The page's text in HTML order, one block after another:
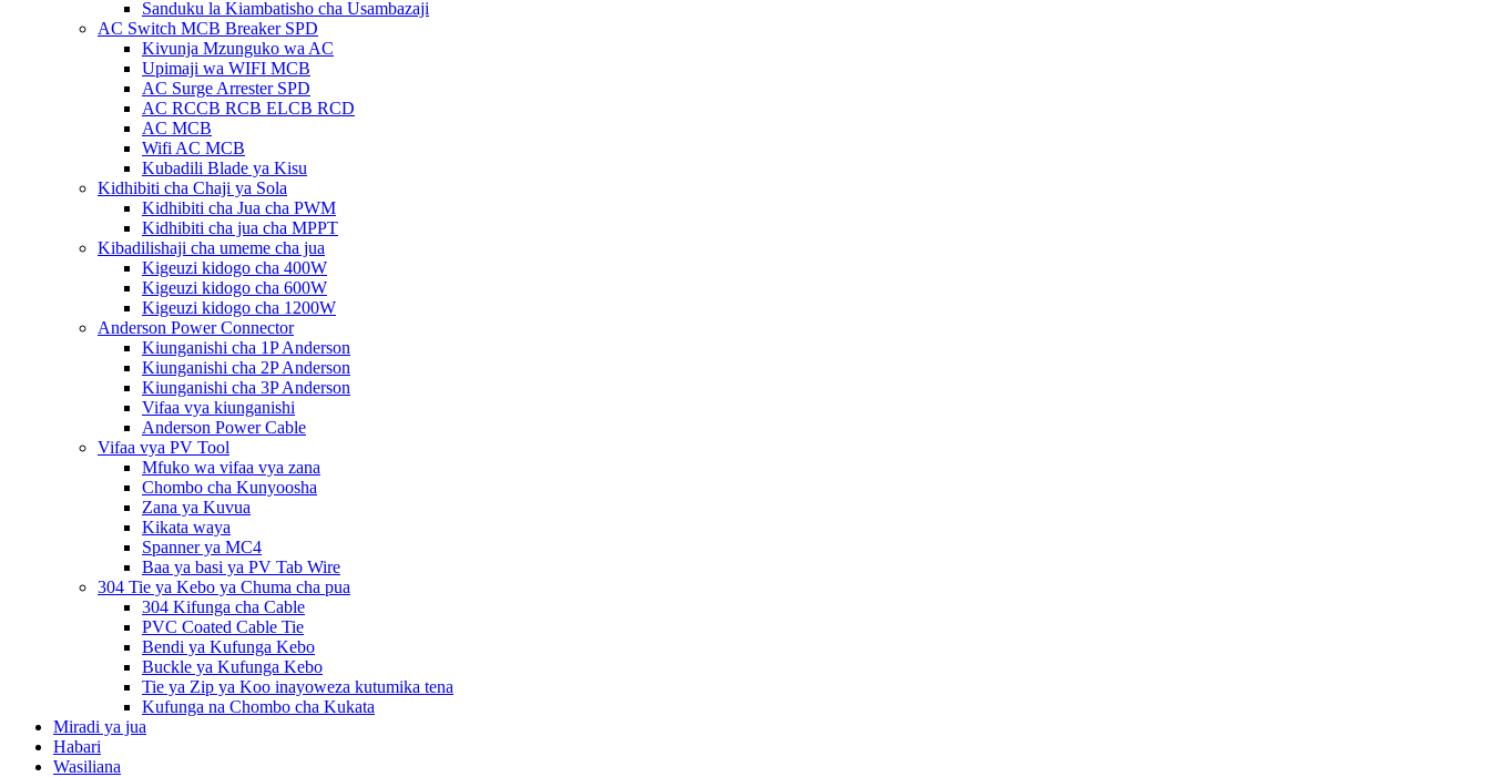
Sanduku la Kiambatisho cha Usambazaji
AC Switch MCB Breaker SPD
Kivunja Mzunguko wa AC
Upimaji wa WIFI MCB
AC Surge Arrester SPD
AC RCCB RCB ELCB RCD
AC MCB
Wifi AC MCB
Kubadili Blade ya Kisu
Kidhibiti cha Chaji ya Sola
Kidhibiti cha Jua cha PWM
Kidhibiti cha jua cha MPPT
Kibadilishaji cha umeme cha jua
Kigeuzi kidogo cha 400W
Kigeuzi kidogo cha 600W
Kigeuzi kidogo cha 1200W
Anderson Power Connector
Kiunganishi cha 1P Anderson
Kiunganishi cha 2P Anderson
Kiunganishi cha 3P Anderson
Vifaa vya kiunganishi
Anderson Power Cable
Vifaa vya PV Tool
Mfuko wa vifaa vya zana
Chombo cha Kunyoosha
Zana ya Kuvua
Kikata waya
Spanner ya MC4
Baa ya basi ya PV Tab Wire
304 Tie ya Kebo ya Chuma cha pua
304 Kifunga cha Cable
PVC Coated Cable Tie
Bendi ya Kufunga Kebo
Buckle ya Kufunga Kebo
Tie ya Zip ya Koo inayoweza kutumika tena
Kufunga na Chombo cha Kukata
Miradi ya jua
Habari
Wasiliana